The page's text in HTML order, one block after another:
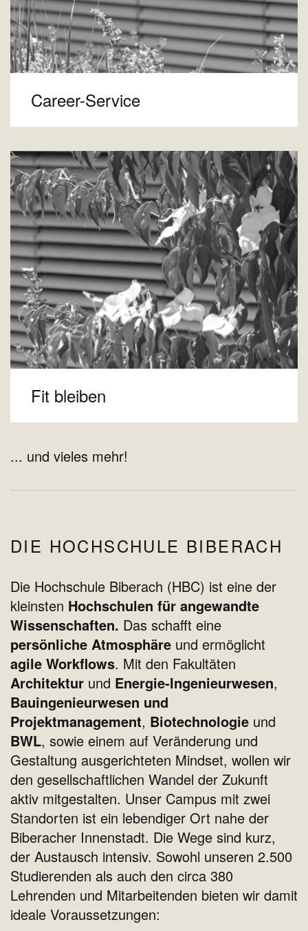
Career-Service
Fit bleiben
... und vieles mehr!
DIE HOCHSCHULE BIBERACH
Die Hochschule Biberach (HBC) ist eine der
kleinsten Hochschulen für angewandte
Wissenschaften. Das schafft eine
persönliche Atmosphäre und ermöglicht
agile Workflows. Mit den Fakultäten
Architektur und Energie-Ingenieurwesen,
Bauingenieurwesen und
Projektmanagement, Biotechnologie und
BWL, sowie einem auf Veränderung und
Gestaltung ausgerichteten Mindset, wollen wir
den gesellschaftlichen Wandel der Zukunft
aktiv mitgestalten. Unser Campus mit zwei
Standorten ist ein lebendiger Ort nahe der
Biberacher Innenstadt. Die Wege sind kurz,
der Austausch intensiv. Sowohl unseren 2.500
Studierenden als auch den circa 380
Lehrenden und Mitarbeitenden bieten wir damit
ideale Voraussetzungen: